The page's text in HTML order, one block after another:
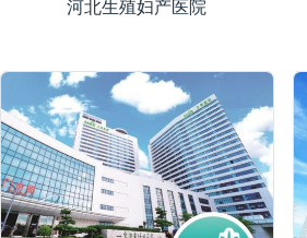
河北生殖妇产医院